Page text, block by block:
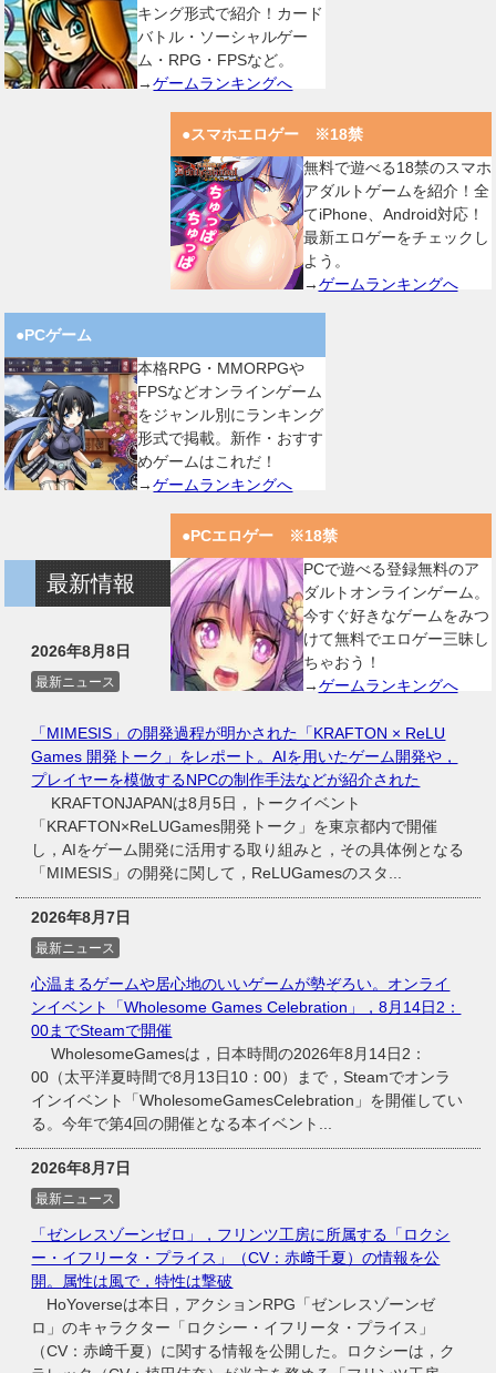
キング形式で紹介！カード
バトル・ソーシャルゲー
ム・RPG・FPSなど。
→ゲームランキングへ
●スマホエロゲー ※18禁
無料で遊べる18禁のスマホ
アダルトゲームを紹介！全
てiPhone、Android対応！
最新エロゲーをチェックし
よう。
→ゲームランキングへ
●PCゲーム
本格RPG・MMORPGや
FPSなどオンラインゲーム
をジャンル別にランキング
形式で掲載。新作・おすす
めゲームはこれだ！
→ゲームランキングへ
●PCエロゲー ※18禁
PCで遊べる登録無料のア
ダルトオンラインゲーム。
今すぐ好きなゲームをみつ
けて無料でエロゲー三昧し
ちゃおう！
→ゲームランキングへ
最新情報
2026年8月8日
最新ニュース
「MIMESIS」の開発過程が明かされた「KRAFTON × ReLU
Games 開発トーク」をレポート。AIを用いたゲーム開発や，
プレイヤーを模倣するNPCの制作手法などが紹介された
KRAFTONJAPANは8月5日，トークイベント
「KRAFTON×ReLUGames開発トーク」を東京都内で開催
し，AIをゲーム開発に活用する取り組みと，その具体例となる
「MIMESIS」の開発に関して，ReLUGamesのスタ...
2026年8月7日
最新ニュース
心温まるゲームや居心地のいいゲームが勢ぞろい。オンライ
ンイベント「Wholesome Games Celebration」，8月14日2：
00までSteamで開催
WholesomeGamesは，日本時間の2026年8月14日2：
00（太平洋夏時間で8月13日10：00）まで，Steamでオンラ
インイベント「WholesomeGamesCelebration」を開催してい
る。今年で第4回の開催となる本イベント...
2026年8月7日
最新ニュース
「ゼンレスゾーンゼロ」，フリンツ工房に所属する「ロクシ
ー・イフリータ・プライス」（CV：赤﨑千夏）の情報を公
開。属性は風で，特性は撃破
HoYoverseは本日，アクションRPG「ゼンレスゾーンゼ
ロ」のキャラクター「ロクシー・イフリータ・プライス」
（CV：赤﨑千夏）に関する情報を公開した。ロクシーは，ク